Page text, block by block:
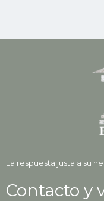
La respuesta justa a su
Contacto y